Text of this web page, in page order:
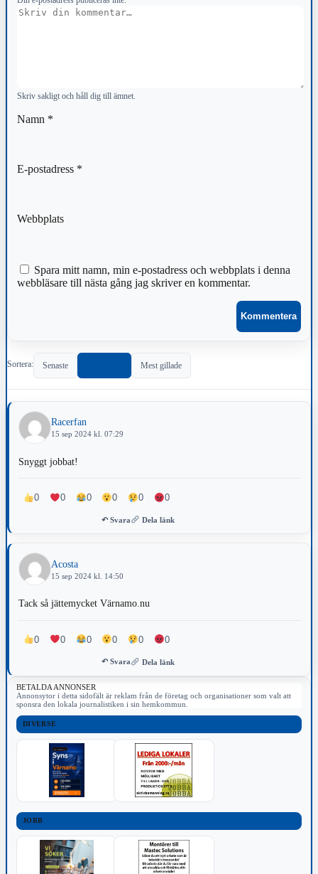
Kommentar
Skriv sakligt och håll dig till ämnet.
Namn *
E-postadress *
Webbplats
Spara mitt namn, min e-postadress och webbplats i denna
webbläsare till nästa gång jag skriver en kommentar.
Sortera: Senaste Mest gillade
Racerfan
15 sep 2024 kl. 07:29
Snyggt jobbat!
0 0 0 0 0 0
↶ Svara Dela länk
Acosta
15 sep 2024 kl. 14:50
Tack så jättemycket Värnamo.nu
0 0 0 0 0 0
↶ Svara Dela länk
BETALDA ANNONSER
Annonsytor i detta sidofält är reklam från de företag och organisationer som valt att
sponsra den lokala journalistiken i sin hemkommun.
DIVERSE
JOBB